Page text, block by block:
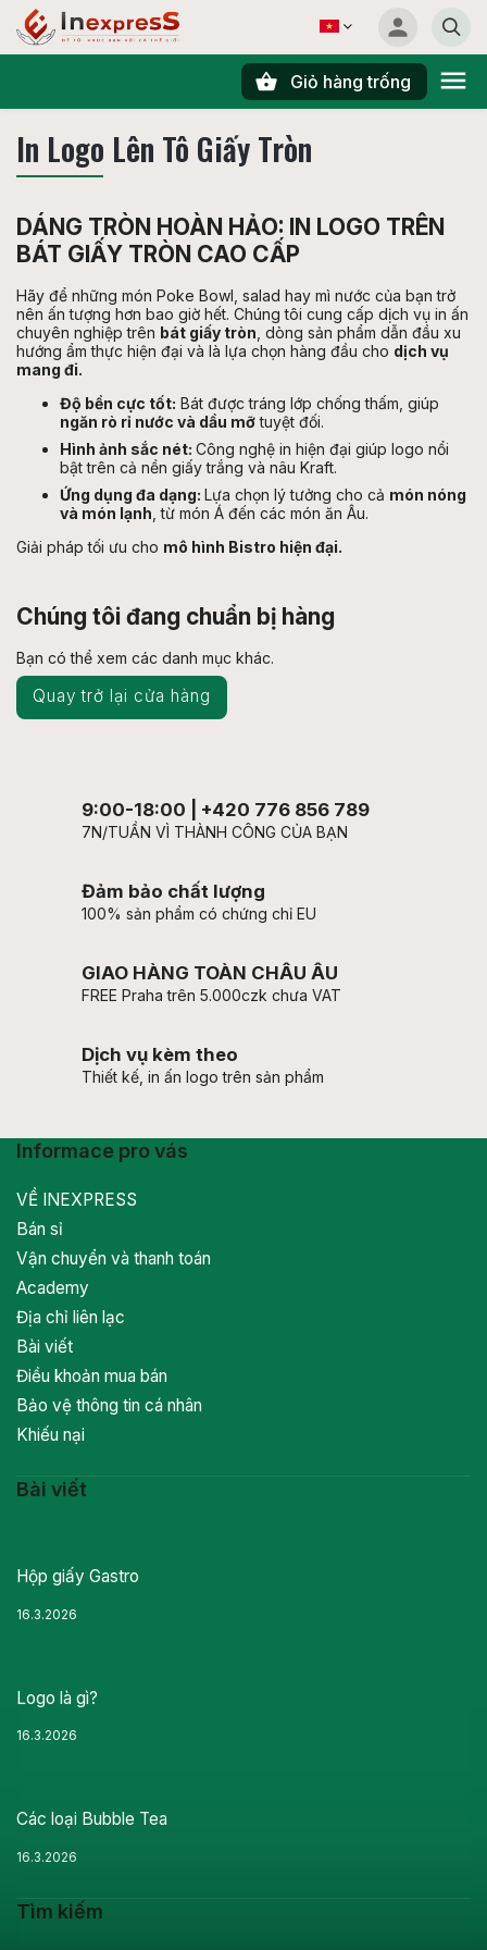
Giỏ hàng trống
In Logo Lên Tô Giấy Tròn
DÁNG TRÒN HOÀN HẢO: IN LOGO TRÊN
BÁT GIẤY TRÒN CAO CẤP
Hãy để những món Poke Bowl, salad hay mì nước của bạn trở
nên ấn tượng hơn bao giờ hết. Chúng tôi cung cấp dịch vụ in ấn
chuyên nghiệp trên bát giấy tròn, dòng sản phẩm dẫn đầu xu
hướng ẩm thực hiện đại và là lựa chọn hàng đầu cho dịch vụ
mang đi.
Độ bền cực tốt: Bát được tráng lớp chống thấm, giúp
ngăn rò rỉ nước và dầu mỡtuyệt đối.
Hình ảnh sắc nét: Công nghệ in hiện đại giúp logo nổi
bật trên cả nền giấy trắng và nâu Kraft.
Ứng dụng đa dạng: Lựa chọn lý tưởng cho cả món nóng
và món lạnh, từ món Á đến các món ăn Âu.
Giải pháp tối ưu cho mô hình Bistro hiện đại.
Chúng tôi đang chuẩn bị hàng
Bạn có thể xem các danh mục khác.
Quay trở lại cửa hàng
9:00-18:00 | +420 776 856 789
7N/TUẦN VÌ THÀNH CÔNG CỦA BẠN
Đảm bảo chất lượng
100% sản phẩm có chứng chỉ EU
GIAO HÀNG TOÀN CHÂU ÂU
FREE Praha trên 5.000czk chưa VAT
Dịch vụ kèm theo
Thiết kế, in ấn logo trên sản phẩm
Informace pro vás
VỀ INEXPRESS
Bán sỉ
Vận chuyển và thanh toán
Academy
Địa chỉ liên lạc
Bài viết
Điều khoản mua bán
Bảo vệ thông tin cá nhân
Khiếu nại
Bài viết
Hộp giấy Gastro
16.3.2026
Logo là gì?
16.3.2026
Các loại Bubble Tea
16.3.2026
Tìm kiếm